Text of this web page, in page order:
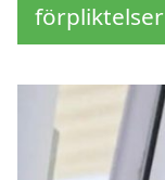
förpliktelser